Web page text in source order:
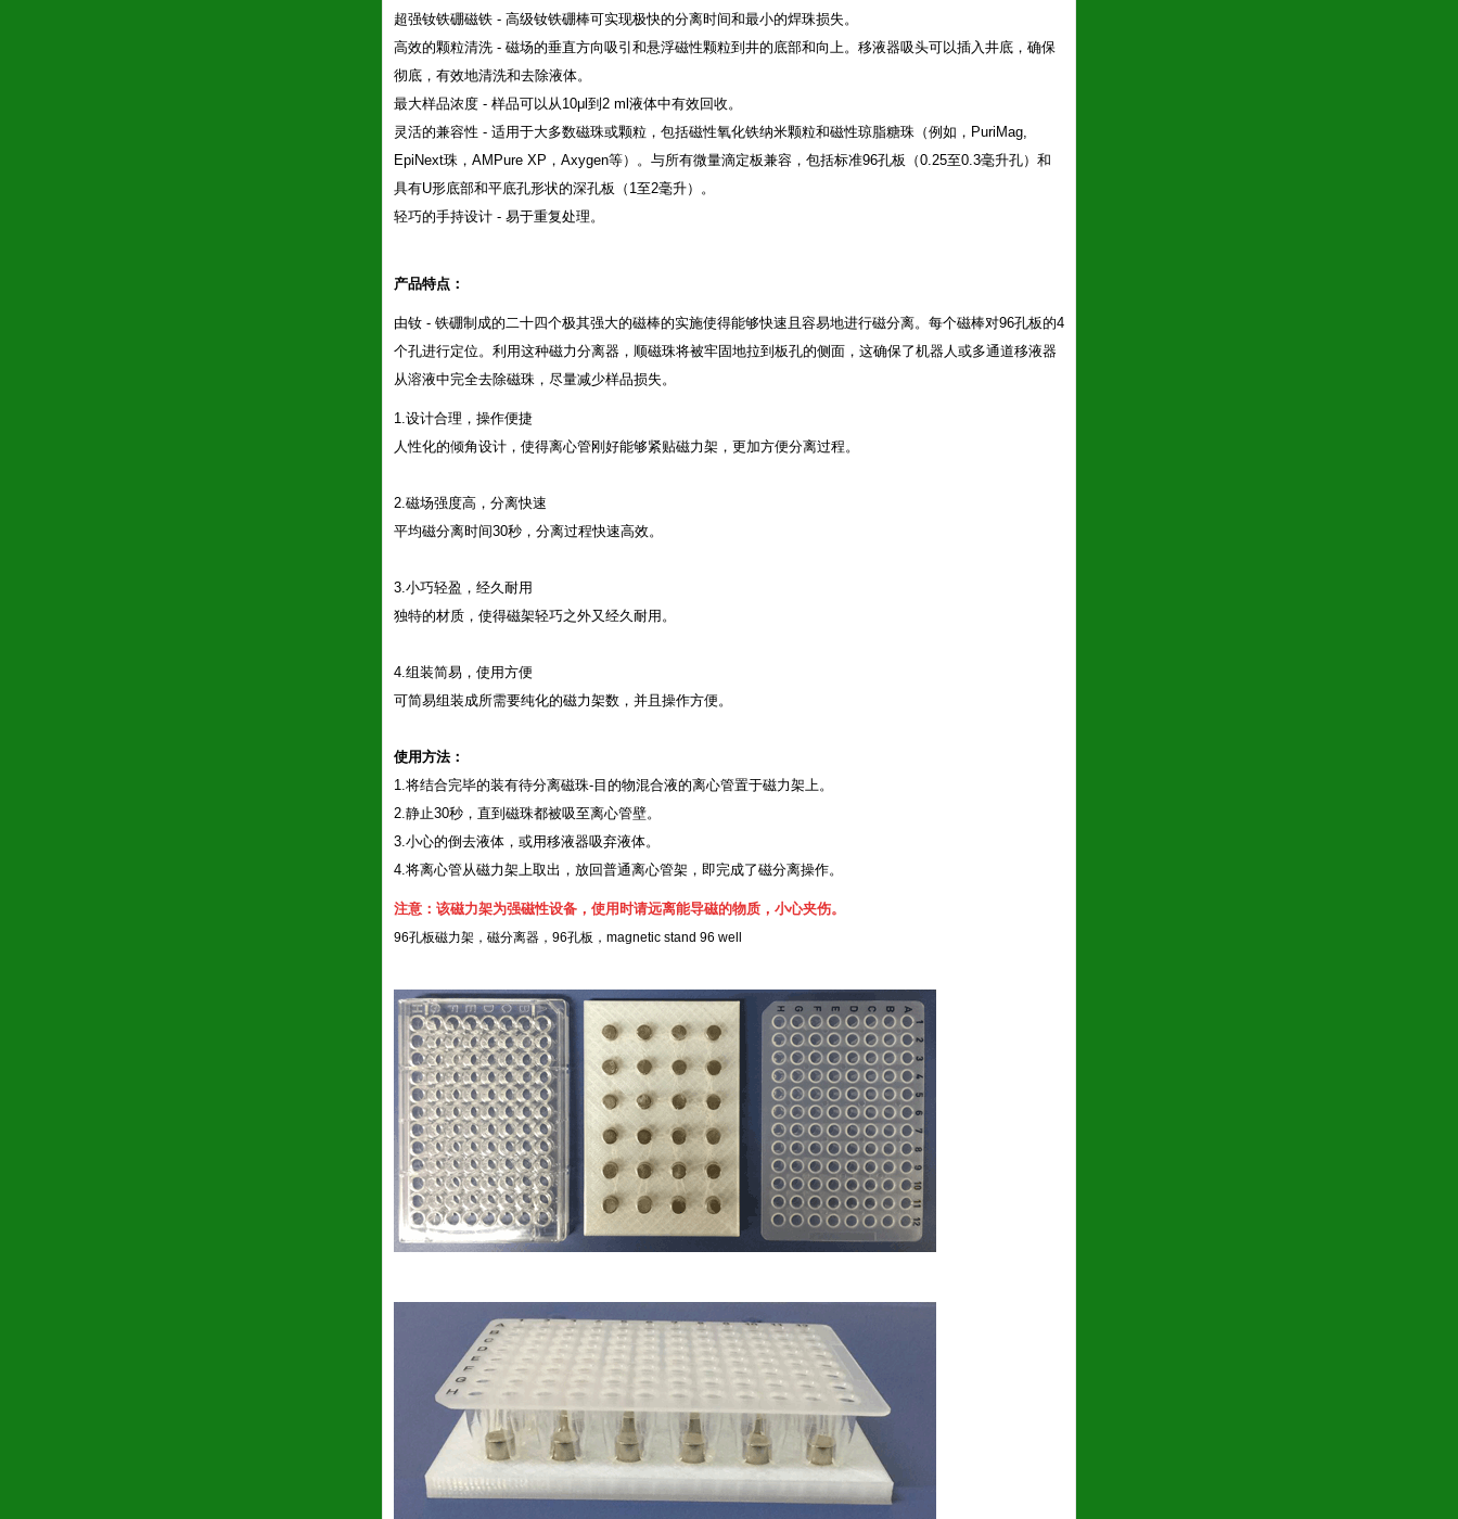
超强钕铁硼磁铁 - 高级钕铁硼棒可实现极快的分离时间和最小的焊珠损失。
高效的颗粒清洗 - 磁场的垂直方向吸引和悬浮磁性颗粒到井的底部和向上。移液器吸头可以插入井底，确保
彻底，有效地清洗和去除液体。
最大样品浓度 - 样品可以从10μl到2 ml液体中有效回收。
灵活的兼容性 - 适用于大多数磁珠或颗粒，包括磁性氧化铁纳米颗粒和磁性琼脂糖珠（例如，PuriMag,
EpiNext珠，AMPure XP，Axygen等）。与所有微量滴定板兼容，包括标准96孔板（0.25至0.3毫升孔）和
具有U形底部和平底孔形状的深孔板（1至2毫升）。
轻巧的手持设计 - 易于重复处理。
产品特点：
由钕 - 铁硼制成的二十四个极其强大的磁棒的实施使得能够快速且容易地进行磁分离。每个磁棒对96孔板的4
个孔进行定位。利用这种磁力分离器，顺磁珠将被牢固地拉到板孔的侧面，这确保了机器人或多通道移液器
从溶液中完全去除磁珠，尽量减少样品损失。
1.设计合理，操作便捷
人性化的倾角设计，使得离心管刚好能够紧贴磁力架，更加方便分离过程。
2.磁场强度高，分离快速
平均磁分离时间30秒，分离过程快速高效。
3.小巧轻盈，经久耐用
独特的材质，使得磁架轻巧之外又经久耐用。
4.组装简易，使用方便
可简易组装成所需要纯化的磁力架数，并且操作方便。
使用方法：
1.将结合完毕的装有待分离磁珠-目的物混合液的离心管置于磁力架上。
2.静止30秒，直到磁珠都被吸至离心管壁。
3.小心的倒去液体，或用移液器吸弃液体。
4.将离心管从磁力架上取出，放回普通离心管架，即完成了磁分离操作。
注意：该磁力架为强磁性设备， 使用时请远离能导磁的物质，小心夹伤。
96孔板磁力架，磁分离器，96孔板，magnetic stand 96 well